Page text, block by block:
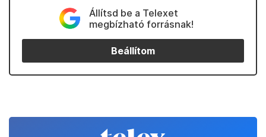
Állítsd be a Telexet
megbízható forrásnak!
Beállítom